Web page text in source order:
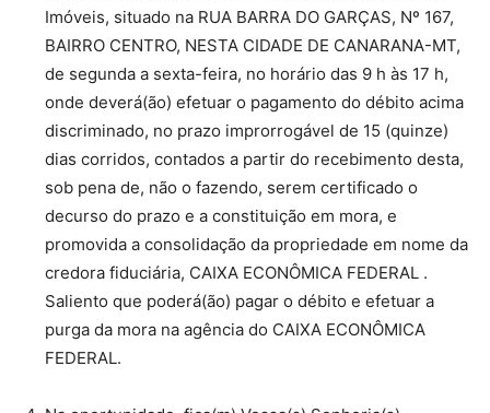
Imóveis, situado na RUA BARRA DO GARÇAS, Nº 167,
BAIRRO CENTRO, NESTA CIDADE DE CANARANA-MT,
de segunda a sexta-feira, no horário das 9 h às 17 h,
onde deverá(ão) efetuar o pagamento do débito acima
discriminado, no prazo improrrogável de 15 (quinze)
dias corridos, contados a partir do recebimento desta,
sob pena de, não o fazendo, serem certificado o
decurso do prazo e a constituição em mora, e
promovida a consolidação da propriedade em nome da
credora fiduciária, CAIXA ECONÔMICA FEDERAL .
Saliento que poderá(ão) pagar o débito e efetuar a
purga da mora na agência do CAIXA ECONÔMICA
FEDERAL.